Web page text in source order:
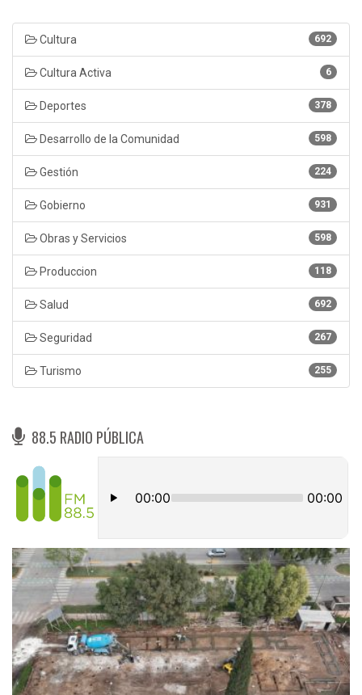
692
Cultura
6
Cultura Activa
378
Deportes
598
Desarrollo de la Comunidad
224
Gestión
931
Gobierno
598
Obras y Servicios
118
Produccion
692
Salud
267
Seguridad
255
Turismo
88.5 RADIO PÚBLICA